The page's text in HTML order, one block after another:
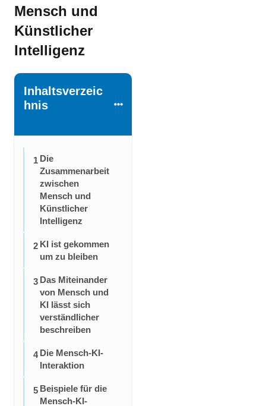
Mensch und
Künstlicher
Intelligenz
Inhaltsverzeic
hnis
1 Die
Zusammenarbeit
zwischen
Mensch und
Künstlicher
Intelligenz
2 KI ist gekommen
um zu bleiben
3 Das Miteinander
von Mensch und
KI lässt sich
verständlicher
beschreiben
4 Die Mensch-KI-
Interaktion
5 Beispiele für die
Mensch-KI-